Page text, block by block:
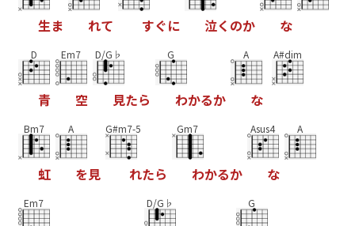
生ま れて すぐに 泣く のか な
D
青
Em7
空
D/G♭
見たら
G
わかるか
A
な
A#dim
Bm7
虹
A
を見
G#m7-5
れたら
Gm7
わかるか
Asus4
な
A
Em7 D/G♭ G